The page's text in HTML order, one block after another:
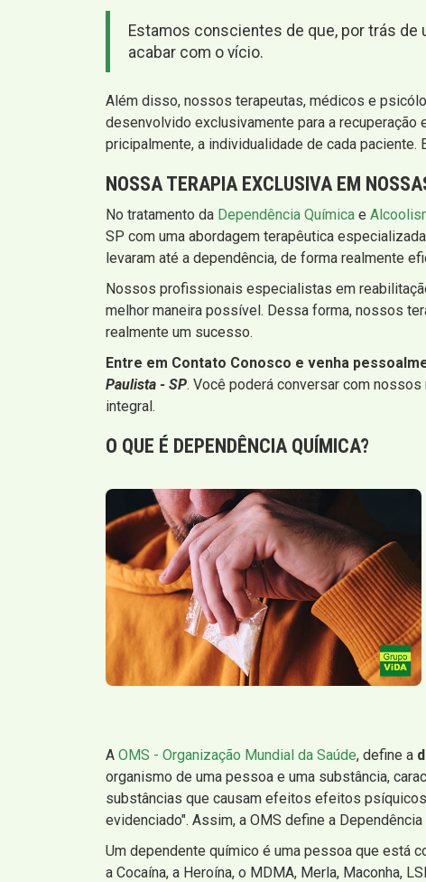
Estamos conscientes de que, por trás
acabar com o vício.
Além disso, nossos terapeutas, médicos e
desenvolvido exclusivamente para a
pricipalmente, a individualidade de cada
NOSSA TERAPIA EXCLUSIVA EM
No tratamento da Dependência Química e
SP com uma abordagem terapêutica
levaram até a dependência, de forma realmente
Nossos profissionais especialistas em
melhor maneira possível. Dessa forma, nossos
realmente um sucesso.
Entre em Contato Conosco e venha
Paulista - SP. Você poderá conversar com
integral.
O QUE É DEPENDÊNCIA QUÍMICA?
A OMS - Organização Mundial da Saúde, define a
organismo de uma pessoa e uma substância,
substâncias que causam efeitos efeitos
evidenciado". Assim, a OMS define a
Um dependente químico é uma pessoa que está
a Cocaína, a Heroína, o MDMA, Merla, Maconha,